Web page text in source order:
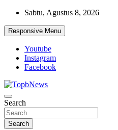
Skip
content
Sabtu, Agustus 8, 2026
Responsive Menu
Youtube
Instagram
Facebook
Search
Search